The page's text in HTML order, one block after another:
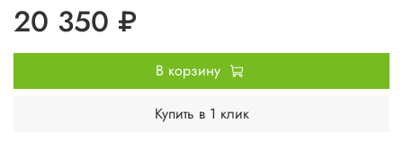
20 350 ₽
В корзину
Купить в 1 клик